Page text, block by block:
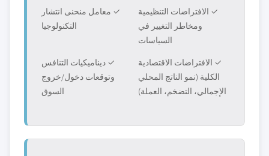
✓ الافتراضات التنظيمية
ومخاطر التغيير في
السياسات
✓ معامل منحنى انتشار
التكنولوجيا
✓ الافتراضات الاقتصادية
الكلية (نمو الناتج المحلي
الإجمالي، التضخم، العملة)
✓ ديناميكيات التنافس
وتوقعات دخول/خروج
السوق